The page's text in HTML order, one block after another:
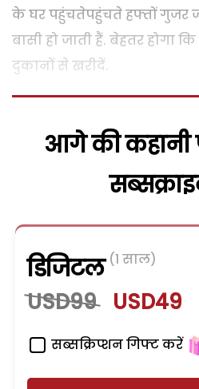
के घर पहुंचतेपहुंचते हफ्तों गुजर
बासी हो जाती हैं. बेहतर होगा
दुकानों से खरीदें.
आगे की
डिजिटल (1 साल)
USD99 USD49
सब्सक्रिप्शन गिफ्ट करें